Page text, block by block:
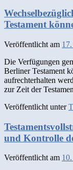
Testament
Veröffentlicht am
Die Verfügungen
Berliner Testament
aufrechterhalten
zur Zeit der
Veröffentlicht unter
und Kontrolle
Veröffentlicht am